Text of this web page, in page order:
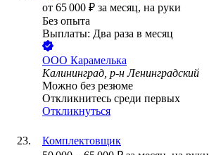
от 65 000 ₽ за месяц, на руки
Без опыта
Выплаты: Два раза в месяц
ООО Карамелька
Калининград, р-н Ленинградский
Можно без резюме
Откликнитесь среди первых
Откликнуться
Комплектовщик